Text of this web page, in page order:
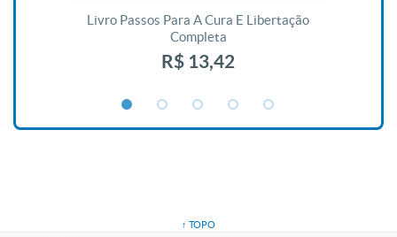
Livro Passos Para A Cura E Libertação
Completa
R$ 13,42
↑ TOPO